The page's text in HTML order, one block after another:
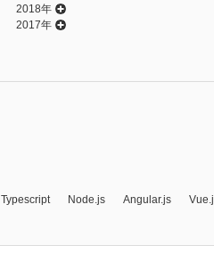
2018年
2017年
Typescript Node.js Angular.js